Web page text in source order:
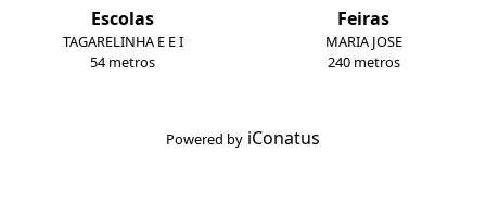
Escolas
TAGARELINHA E E I
54 metros
Feiras
MARIA JOSE
240 metros
Powered by iConatus